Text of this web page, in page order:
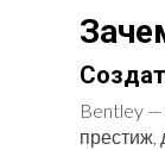
Bentley —
престиж,